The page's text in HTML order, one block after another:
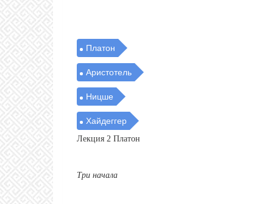
Платон
Аристотель
Ницше
Хайдеггер
Лекция 2 Платон
Три начала